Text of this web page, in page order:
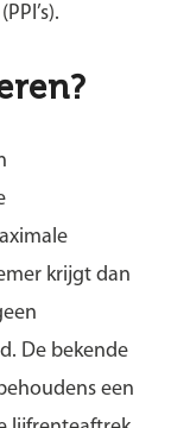
krijgt dan
De bekende
een